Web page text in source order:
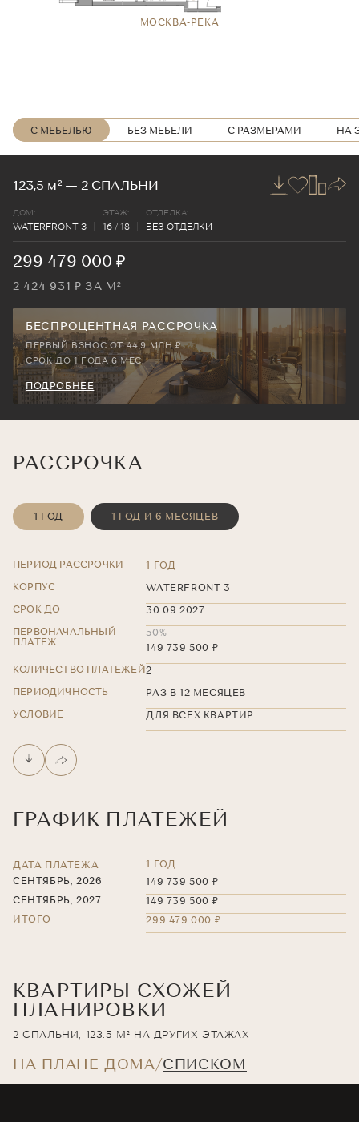
МОСКВА-РЕКА
МОСКВА-РЕКА
МОСКВА-РЕКА
МОСКВА-РЕКА
МОСКВА-РЕКА
МОСКВА-РЕКА
С МЕБЕЛЬЮ БЕЗ МЕБЕЛИ С РАЗМЕРАМИ НА
123,5 м² — 2 СПАЛЬНИ
ДОМ:
WATERFRONT 3
ЭТАЖ:
16 / 18
ОТДЕЛКА:
БЕЗ ОТДЕЛКИ
299 479 000 ₽
2 424 931 ₽ ЗА М²
БЕСПРОЦЕНТНАЯ РАССРОЧКА
ПЕРВЫЙ ВЗНОС ОТ 44,9 МЛН ₽
СРОК ДО 1 ГОДА 6 МЕС.
ПОДРОБНЕЕ
РАССРОЧКА
1 ГОД 1 ГОД И 6 МЕСЯЦЕВ
ПЕРИОД РАССРОЧКИ
1 ГОД
КОРПУС
WATERFRONT 3
СРОК ДО
30.09.2027
ПЕРВОНАЧАЛЬНЫЙ
ПЛАТЕЖ
50%
149 739 500 ₽
КОЛИЧЕСТВО ПЛАТЕЖЕЙ2
ПЕРИОДИЧНОСТЬ
РАЗ В 12 МЕСЯЦЕВ
УСЛОВИЕ
ДЛЯ ВСЕХ КВАРТИР
ГРАФИК ПЛАТЕЖЕЙ
ДАТА ПЛАТЕЖА
1 ГОД
СЕНТЯБРЬ, 2026
149 739 500 ₽
СЕНТЯБРЬ, 2027
149 739 500 ₽
ИТОГО
299 479 000 ₽
КВАРТИРЫ СХОЖЕЙ
ПЛАНИРОВКИ
2 СПАЛЬНИ, 123.5 М² НА ДРУГИХ ЭТАЖАХ
НА ПЛАНЕ ДОМА СПИСКОМ